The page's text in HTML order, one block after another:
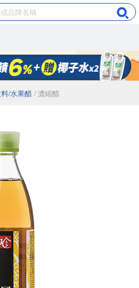
/水果醋 / 濃縮醋